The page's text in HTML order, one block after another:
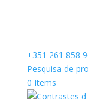
+351 261 858
Pesquisa de
0 Items